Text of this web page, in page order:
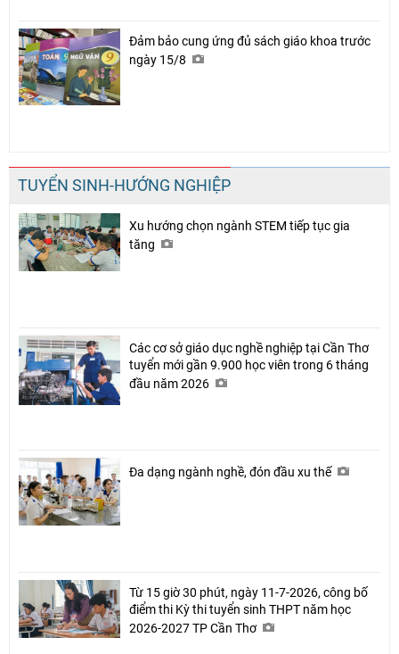
Đảm bảo cung ứng đủ sách giáo khoa trước
ngày 15/8
TUYỂN SINH-HƯỚNG NGHIỆP
Xu hướng chọn ngành STEM tiếp tục gia
tăng
Các cơ sở giáo dục nghề nghiệp tại Cần Thơ
tuyển mới gần 9.900 học viên trong 6 tháng
đầu năm 2026
Đa dạng ngành nghề, đón đầu xu thế
Từ 15 giờ 30 phút, ngày 11-7-2026, công bố
điểm thi Kỳ thi tuyển sinh THPT năm học
2026-2027 TP Cần Thơ